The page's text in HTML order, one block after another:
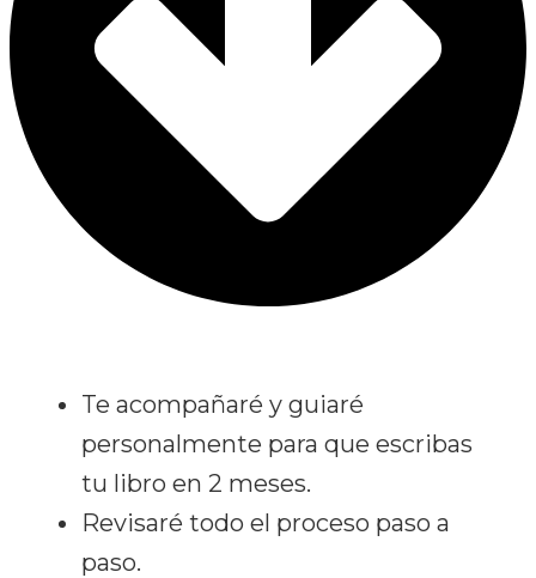
Te acompañaré y guiaré
personalmente para que escribas
tu libro en 2 meses.
Revisaré todo el proceso paso a
paso.